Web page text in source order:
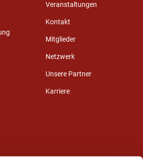
Veranstaltungen
Kontakt
Mitglieder
Netzwerk
Unsere Partner
Karriere